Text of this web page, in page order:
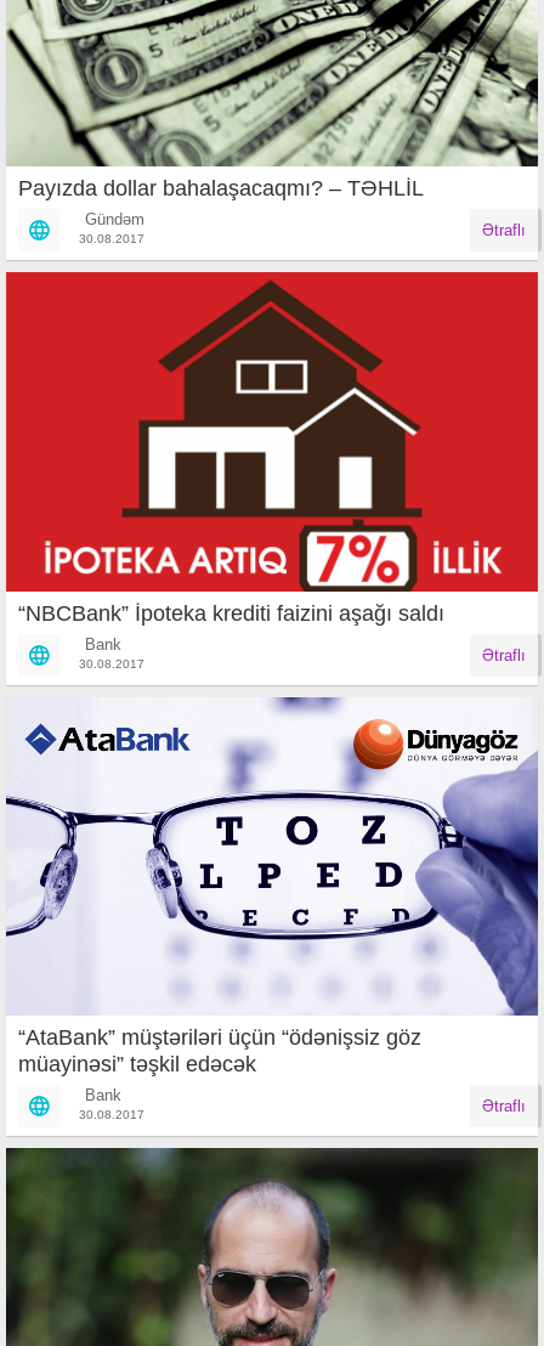
Payızda dollar bahalaşacaqmı? – TƏHLİL
Gündəm
30.08.2017 Ətraflı
“NBCBank” İpoteka krediti faizini aşağı saldı
Bank
30.08.2017 Ətraflı
“AtaBank” müştəriləri üçün “ödənişsiz göz
müayinəsi” təşkil edəcək
Bank
30.08.2017 Ətraflı